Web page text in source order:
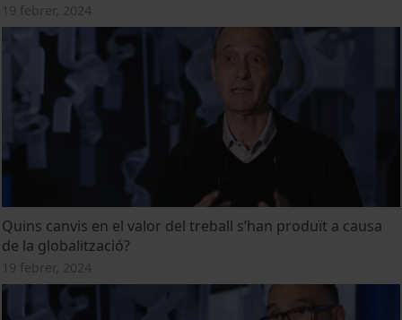
19 febrer, 2024
Quins canvis en el valor del treball s’han produït a causa
de la globalització?
19 febrer, 2024